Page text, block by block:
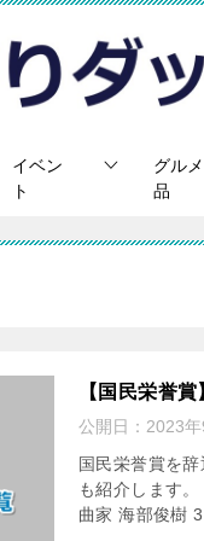
イベン
ト
グル
品
【国民栄誉
公開日： 2023
国民栄誉賞を
も紹介します
曲家 海部俊樹